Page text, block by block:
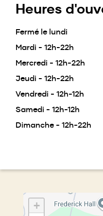
Heures
Fermé le lundi
Mardi - 12h-22h
Mercredi - 12h-22h
Jeudi - 12h-22h
Vendredi - 12h-12h
Samedi - 12h-12h
Dimanche - 12h-22h
+